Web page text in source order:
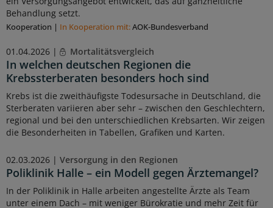
Behandlung setzt.
Kooperation | In Kooperation mit:AOK-Bundesverband
01.04.2026 | Mortalitätsvergleich
In welchen deutschen Regionen die
Krebssterberaten besonders hoch sind
Krebs ist die zweithäufigste Todesursache in Deutschland, die
Sterberaten variieren aber sehr – zwischen den Geschlechtern,
regional und bei den unterschiedlichen Krebsarten. Wir zeigen
die Besonderheiten in Tabellen, Grafiken und Karten.
02.03.2026 | Versorgung in den Regionen
Poliklinik Halle – ein Modell gegen Ärztemangel?
In der Poliklinik in Halle arbeiten angestellte Ärzte als Team
unter einem Dach – mit weniger Bürokratie und mehr Zeit für